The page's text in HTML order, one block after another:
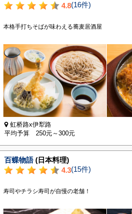
4.8(16件)
本格手打ちそばが味わえる蕎麦居酒屋
虹桥路x伊犁路
平均予算 250元～300元
百蝶物語 (日本料理)
4.3(15件)
寿司やチラシ寿司が自慢の老舗！